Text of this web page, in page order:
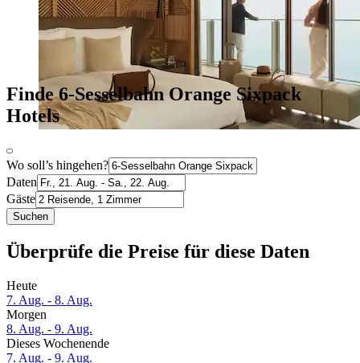
Finde 6-Sesselbahn Orange Sixpack
Hotels
Wo soll’s hingehen?
Daten
Gäste
Suchen
Überprüfe die Preise für diese Daten
Heute
7. Aug. - 8. Aug.
Morgen
8. Aug. - 9. Aug.
Dieses Wochenende
7. Aug. - 9. Aug.